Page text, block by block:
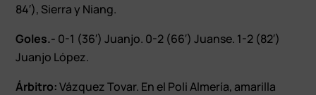
84′), Sierra y Niang.
Goles.- 0-1 (36′) Juanjo. 0-2 (66′) Juanse. 1-2 (82′)
Juanjo López.
Árbitro:Vázquez Tovar. En el Poli Almería, amarilla